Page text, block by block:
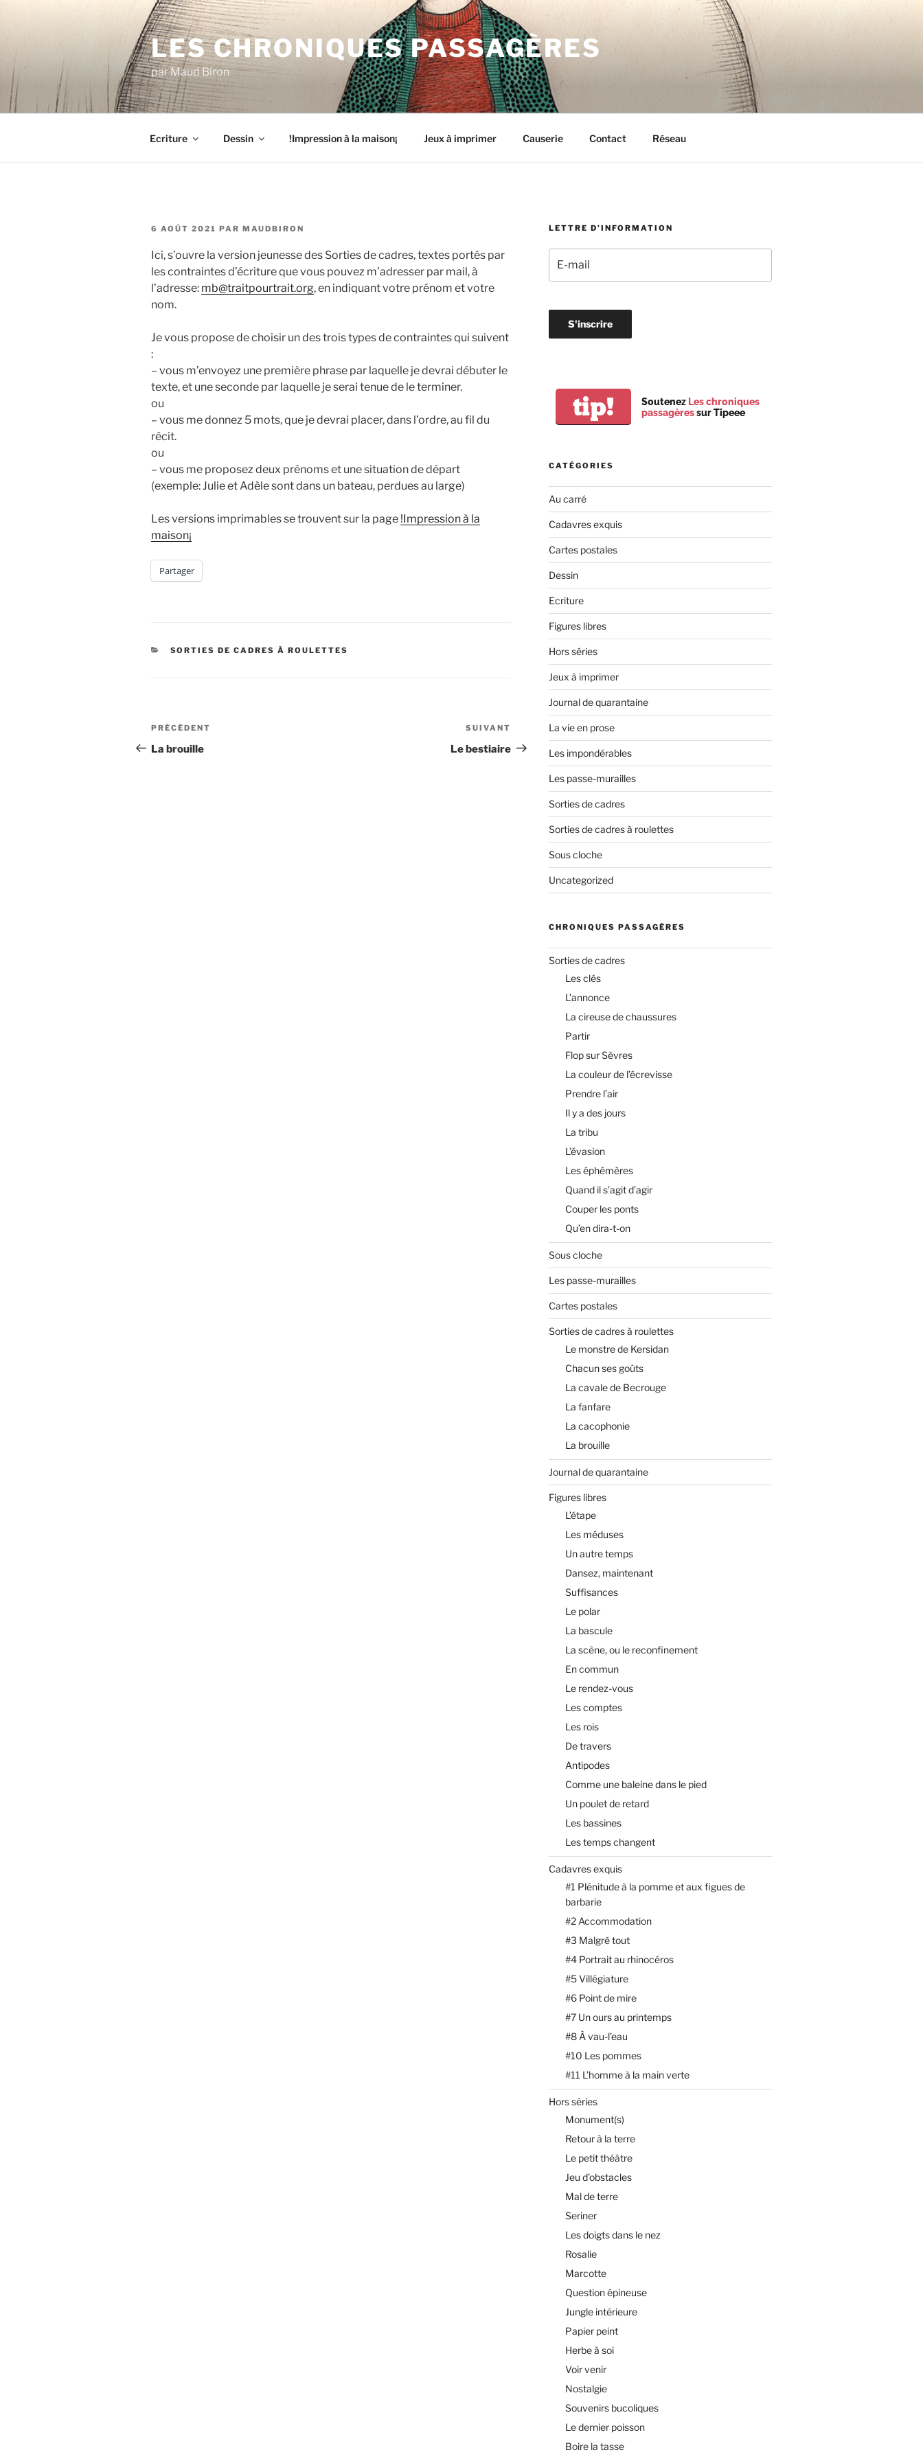
principal
LES CHRONIQUES PASSAGÈRES
par Maud Biron
Ecriture Dessin !Impression à la maison¡ Jeux à imprimer Causerie Contact Réseau
PUBLIÉ
6 AOÛT 2021 PAR MAUDBIRON
Ici, s’ouvre la version jeunesse des Sorties de cadres, textes portés par
les contraintes d’écriture que vous pouvez m’adresser par mail, à
l’adresse: mb@traitpourtrait.org, en indiquant votre prénom et votre
nom.
Je vous propose de choisir un des trois types de contraintes qui suivent
:
– vous m’envoyez une première phrase par laquelle je devrai débuter le
texte, et une seconde par laquelle je serai tenue de le terminer.
ou
– vous me donnez 5 mots, que je devrai placer, dans l’ordre, au fil du
récit.
ou
– vous me proposez deux prénoms et une situation de départ
(exemple: Julie et Adèle sont dans un bateau, perdues au large)
Les versions imprimables se trouvent sur la page !Impression à la
maison¡
Partager
CATÉGORIES
SORTIES DE CADRES À ROULETTES
Navigation
de
Article
précédent
PRÉCÉDENT
La brouille
suivant
SUIVANT
Le bestiaire
LETTRE D’INFORMATION
tip! Soutenez Les chroniques
passagèressur Tipeee
CATÉGORIES
Au carré
Cadavres exquis
Cartes postales
Dessin
Ecriture
Figures libres
Hors séries
Jeux à imprimer
Journal de quarantaine
La vie en prose
Les impondérables
Les passe-murailles
Sorties de cadres
Sorties de cadres à roulettes
Sous cloche
Uncategorized
CHRONIQUES PASSAGÈRES
Sorties de cadres
Les clés
L’annonce
La cireuse de chaussures
Partir
Flop sur Sèvres
La couleur de l’écrevisse
Prendre l’air
Il y a des jours
La tribu
L’évasion
Les éphémères
Quand il s’agit d’agir
Couper les ponts
Qu’en dira-t-on
Sous cloche
Les passe-murailles
Cartes postales
Sorties de cadres à roulettes
Le monstre de Kersidan
Chacun ses goûts
La cavale de Becrouge
La fanfare
La cacophonie
La brouille
Journal de quarantaine
Figures libres
L’étape
Les méduses
Un autre temps
Dansez, maintenant
Suffisances
Le polar
La bascule
La scène, ou le reconfinement
En commun
Le rendez-vous
Les comptes
Les rois
De travers
Antipodes
Comme une baleine dans le pied
Un poulet de retard
Les bassines
Les temps changent
Cadavres exquis
#1 Plénitude à la pomme et aux figues de
barbarie
#2 Accommodation
#3 Malgré tout
#4 Portrait au rhinocéros
#5 Villégiature
#6 Point de mire
#7 Un ours au printemps
#8 À vau-l’eau
#10 Les pommes
#11 L’homme à la main verte
Hors séries
Monument(s)
Retour à la terre
Le petit théâtre
Jeu d’obstacles
Mal de terre
Seriner
Les doigts dans le nez
Rosalie
Marcotte
Question épineuse
Jungle intérieure
Papier peint
Herbe à soi
Voir venir
Nostalgie
Souvenirs bucoliques
Le dernier poisson
Boire la tasse